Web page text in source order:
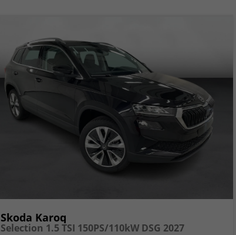
Skoda Karoq
Selection 1.5 TSI 150PS/110kW DSG 2027